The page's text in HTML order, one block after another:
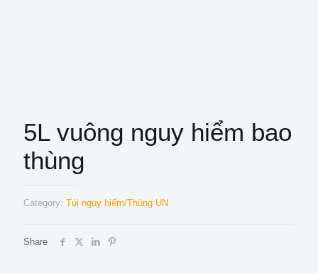
5L vuông nguy hiểm bao
thùng
Category: Túi nguy hiểm/Thùng UN
Share